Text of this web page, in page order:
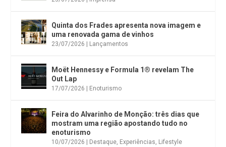
Quinta dos Frades apresenta nova imagem e
uma renovada gama de vinhos
23/07/2026 Lançamentos
Moët Hennessy e Formula 1® revelam The
Out Lap
17/07/2026 Enoturismo
Feira do Alvarinho de Monção: três dias que
mostram uma região apostando tudo no
enoturismo
10/07/2026 Destaque, Experiências, Lifestyle